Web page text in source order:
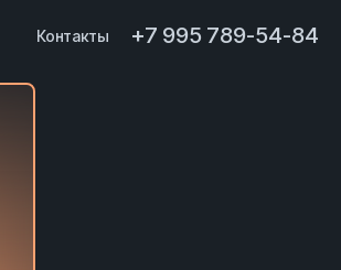
Контакты +7 995 789-54-84